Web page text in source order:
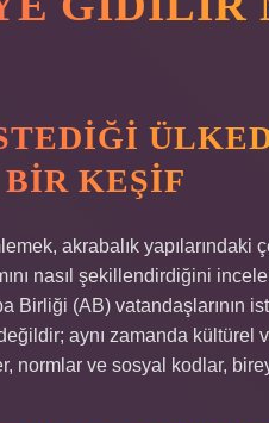
KEŞIF
akrabalık
nasıl şekillendirdiğini
Birliği (AB) vatandaşlarının
aynı zamanda kültürel
normlar ve sosyal kodlar,